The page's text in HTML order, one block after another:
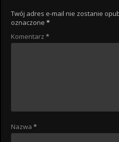
Twój adres e-mail nie zostanie
oznaczone*
Komentarz*
Nazwa*